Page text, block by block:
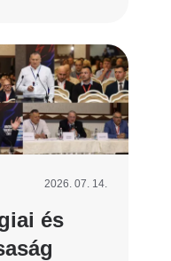
2026. 07. 14.
és